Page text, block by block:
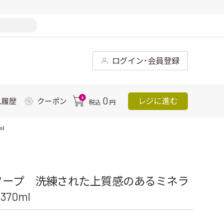
ログイン･会員登録
履歴 クーポン 0
税込 0 円 レジに進む
プ 洗練された上質感のあるミネラ